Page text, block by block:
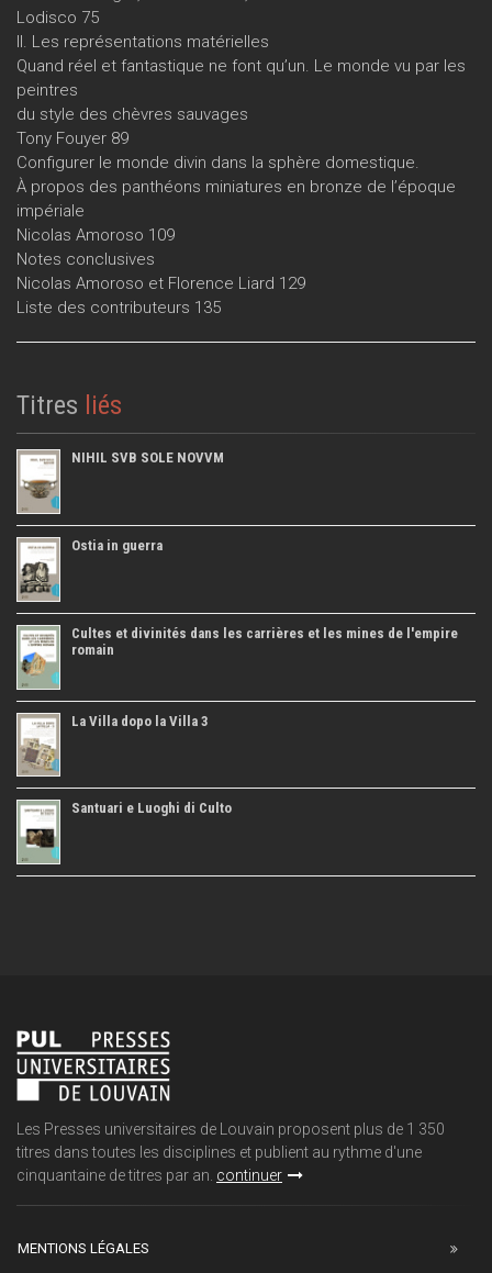
Lodisco 75
II. Les représentations matérielles
Quand réel et fantastique ne font qu’un. Le monde vu par les
peintres
du style des chèvres sauvages
Tony Fouyer 89
Configurer le monde divin dans la sphère domestique.
À propos des panthéons miniatures en bronze de l’époque
impériale
Nicolas Amoroso 109
Notes conclusives
Nicolas Amoroso et Florence Liard 129
Liste des contributeurs 135
Titres liés
NIHIL SVB SOLE NOVVM
Ostia in guerra
Cultes et divinités dans les carrières et les mines de l'empire
romain
La Villa dopo la Villa 3
Santuari e Luoghi di Culto
Les Presses universitaires de Louvain proposent plus de 1 350
titres dans toutes les disciplines et publient au rythme d'une
cinquantaine de titres par an. continuer
MENTIONS LÉGALES